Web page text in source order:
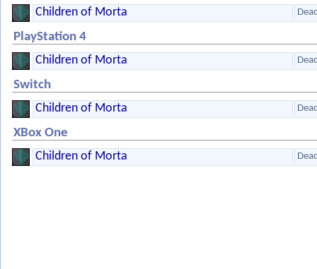
Children of Morta
PlayStation 4
Children of Morta
Switch
Children of Morta
XBox One
Children of Morta